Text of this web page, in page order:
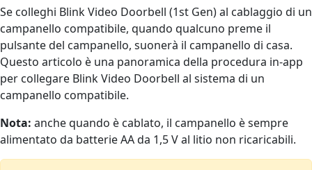
Se colleghi Blink Video Doorbell (1st Gen) al cablaggio di un
campanello compatibile, quando qualcuno preme il
pulsante del campanello, suonerà il campanello di casa.
Questo articolo è una panoramica della procedura in-app
per collegare Blink Video Doorbell al sistema di un
campanello compatibile.
Nota: anche quando è cablato, il campanello è sempre
alimentato da batterie AA da 1,5 V al litio non ricaricabili.